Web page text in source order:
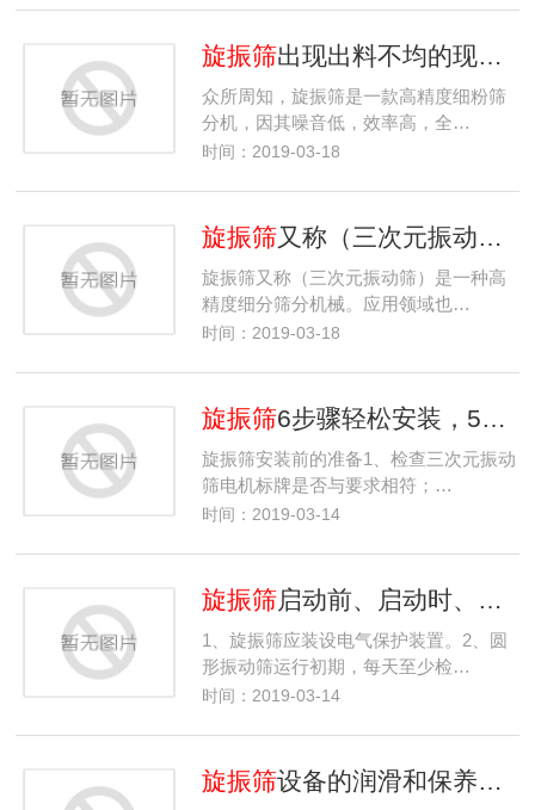
旋振筛出现出料不均的现象详细解决方案
众所周知，旋振筛是一款高精度细粉筛
分机，因其噪音低，效率高，全…
时间：2019-03-18
旋振筛又称（三次元振动筛）分析出现电压不稳定操作精度不够的难题
旋振筛又称（三次元振动筛）是一种高
精度细分筛分机械。应用领域也…
时间：2019-03-18
旋振筛6步骤轻松安装，5步骤调整即可使用
旋振筛安装前的准备1、检查三次元振动
筛电机标牌是否与要求相符；…
时间：2019-03-14
旋振筛启动前、启动时、使用后的日常保养维护以及6个注意事项
1、旋振筛应装设电气保护装置。2、圆
形振动筛运行初期，每天至少检…
时间：2019-03-14
旋振筛设备的润滑和保养，更换筛网